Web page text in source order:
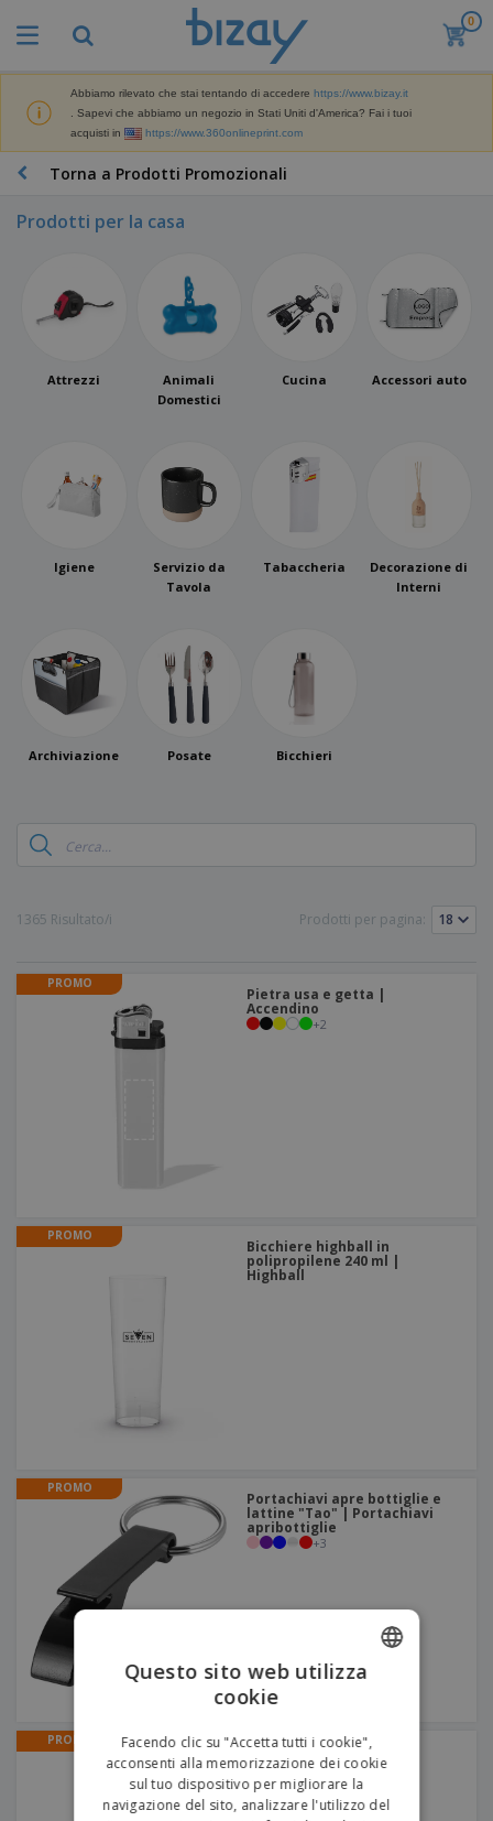
0
Abbiamo rilevato che stai tentando di accedere https://www.bizay.it
. Sapevi che abbiamo un negozio in Stati Uniti d'America? Fai i tuoi
acquisti in
https://www.360onlineprint.com
Torna a Prodotti Promozionali
Prodotti per la casa
Attrezzi
Animali
Domestici
Cucina Accessori auto
Igiene
Servizio da
Tavola
Tabaccheria
Decorazione di
Interni
Archiviazione Posate Bicchieri
1365 Risultato/i Prodotti per pagina:
PROMO
Pietra usa e getta |
Accendino
+2
PROMO
Bicchiere highball in
polipropilene 240 ml |
Highball
PROMO
Portachiavi apre bottiglie e
lattine "Tao" | Portachiavi
apribottiglie
+3
PROMO
Tazza sfaccettata in
polipropilene 250 ml |
Bicchiere di plastica
sfaccettato
Questo sito web utilizza
cookie
Facendo clic su "Accetta tutti i cookie",
acconsenti alla memorizzazione dei cookie
sul tuo dispositivo per migliorare la
navigazione del sito, analizzare l'utilizzo del